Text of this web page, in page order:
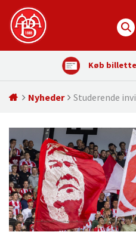
Køb
Nyheder Studerende